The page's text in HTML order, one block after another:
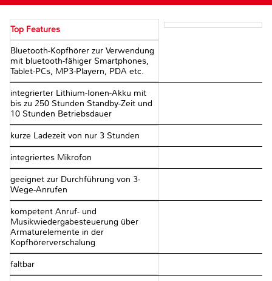
Top Features
Bluetooth-Kopfhörer zur Verwendung
mit bluetooth-fähiger Smartphones,
Tablet-PCs, MP3-Playern, PDA etc.
integrierter Lithium-Ionen-Akku mit
bis zu 250 Stunden Standby-Zeit und
10 Stunden Betriebsdauer
kurze Ladezeit von nur 3 Stunden
integriertes Mikrofon
geeignet zur Durchführung von 3-
Wege-Anrufen
kompetent Anruf- und
Musikwiedergabesteuerung über
Armaturelemente in der
Kopfhörerverschalung
faltbar